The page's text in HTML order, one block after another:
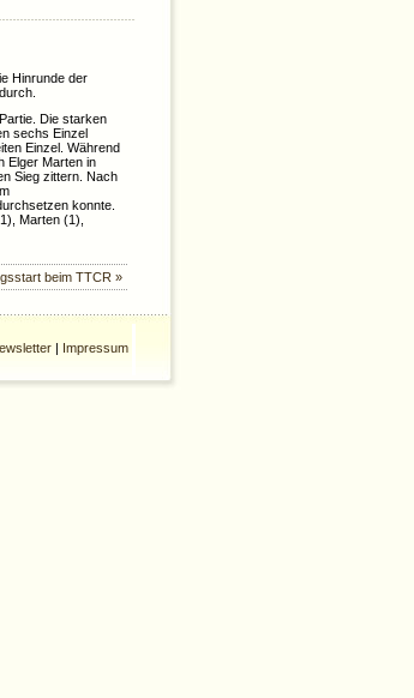
Hinrunde der
Die starken
sechs Einzel
Einzel. Während
Elger Marten in
Sieg zittern. Nach
konnte.
Marten (1),
beim TTCR »
Impressum